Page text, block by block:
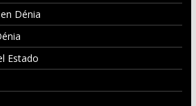
Dénia
Estado